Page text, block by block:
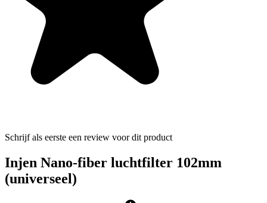
Schrijf als eerste een review voor dit product
Injen Nano-fiber luchtfilter 102mm
(universeel)